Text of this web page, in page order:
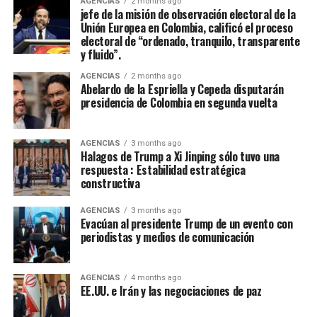
afirmó de la Espriella en su mensaje.
Con información de ANSA.
Antigua y Barbuda, Aruba, Bahamas, Bolivia, Costa Rica,
Dominica.
Además de estas naciones, el evento continental contó
con representantes de Brasil, Canadá y otras
delegaciones de Centroamérica y el Caribe, completando
el registro de los 31 países participantes. Al final del
campeonato, la delegación local de Colombia se coronó
campeona general, seguida muy de cerca por México y
Chile en el medallero.
Con una entrada gratuita para todo el público, los
real de embajadoras nacionales del folclor, por nombrar
algunos.
Además, el desfile de autos antiguos y clasicos, allí
tambiém se unieron los amantes de las bicicletas y
motos antiguas, y no podemos dejar pasar la
reinaguración de la Concha Acústica Garzón y collazos
con un gran concierto de la Orquesta Sinfónica
Nacional de Colombia, la alcaldesa Johana Aranda
jefe de la misión de observación electoral de la
Unión Europea en Colombia, calificó el proceso
electoral de “ordenado, tranquilo, transparente
y fluido”.
AGENCIAS 2 months ago
Abelardo de la Espriella y Cepeda disputarán
presidencia de Colombia en segunda vuelta
AGENCIAS 3 months ago
Halagos de Trump a Xi Jinping sólo tuvo una
respuesta : Estabilidad estratégica
constructiva
AGENCIAS 3 months ago
Evacúan al presidente Trump de un evento con
periodistas y medios de comunicación
AGENCIAS 4 months ago
EE.UU. e Irán y las negociaciones de paz